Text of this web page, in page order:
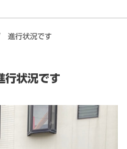
進行状況です
状況です